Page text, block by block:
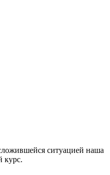
ситуацией наша
курс.